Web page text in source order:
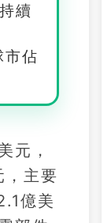
續
佔
元，
主要
億美